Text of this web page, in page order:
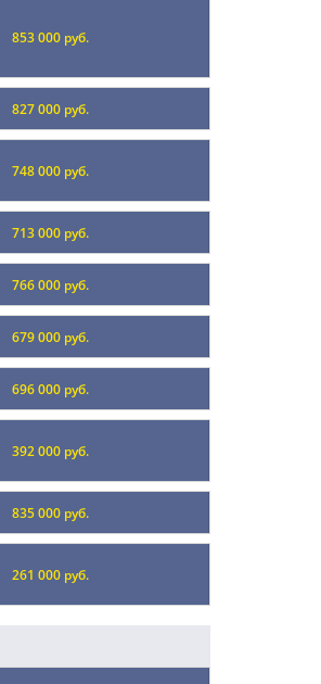
853 000 руб.
827 000 руб.
748 000 руб.
713 000 руб.
766 000 руб.
679 000 руб.
696 000 руб.
392 000 руб.
835 000 руб.
261 000 руб.